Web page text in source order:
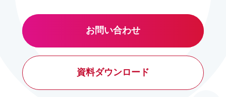
お問い合わせ
資料ダウンロード